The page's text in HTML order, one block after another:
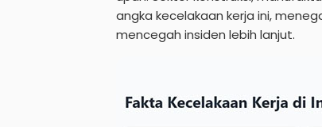
angka kecelakaan kerja ini,
mencegah insiden lebih lanjut.